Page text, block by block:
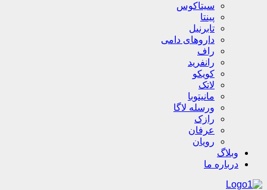
سیتاکوس
پینتا
تابرنیل
داروهای دامی
راف
رانفرید
کویکو
لاتک
مانیتوبا
ورسله لاگا
رازک
عرفان
رویان
وبلاگ
درباره ما